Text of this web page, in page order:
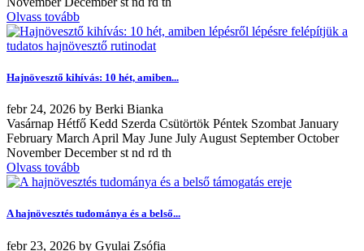
Olvass tovább
Hajnövesztő kihívás: 10 hét, amiben...
febr 24, 2026 by Berki Bianka
Vasárnap Hétfő Kedd Szerda Csütörtök Péntek Szombat January
February March April May June July August September October
November December st nd rd th
Olvass tovább
A hajnövesztés tudománya és a belső...
febr 23, 2026 by Gyulai Zsófia